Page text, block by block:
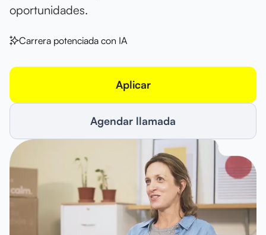
oportunidades.
Carrera potenciada con IA
Aplicar
Agendar llamada